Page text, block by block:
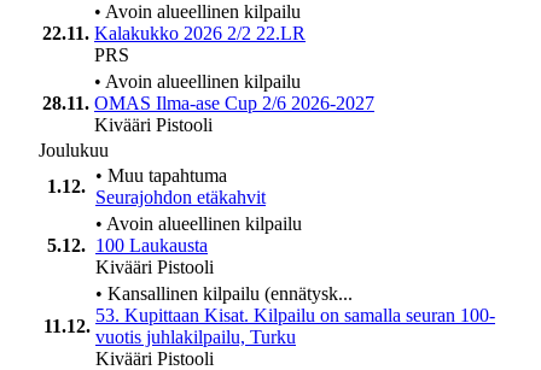
22.11.
• Avoin alueellinen kilpailu
Kalakukko 2026 2/2 22.LR
PRS
28.11.
• Avoin alueellinen kilpailu
OMAS Ilma-ase Cup 2/6 2026-2027
Kivääri Pistooli
Joulukuu
1.12.
• Muu tapahtuma
Seurajohdon etäkahvit
5.12.
• Avoin alueellinen kilpailu
100 Laukausta
Kivääri Pistooli
11.12.
• Kansallinen kilpailu (ennätysk...
53. Kupittaan Kisat. Kilpailu on samalla seuran 100-
vuotis juhlakilpailu, Turku
Kivääri Pistooli